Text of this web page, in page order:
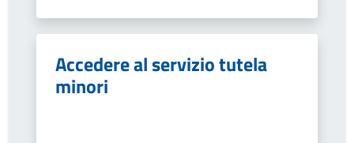
Accedere al servizio tutela
minori